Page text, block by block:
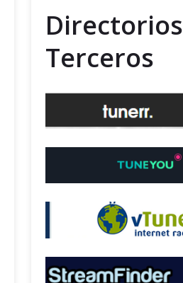
Directorios
Terceros